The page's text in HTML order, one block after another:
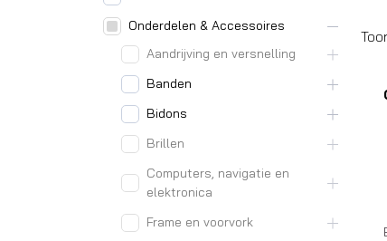
Onderdelen & Accessoires
Aandrijving en versnelling
Banden
Bidons
Brillen
Computers, navigatie en
elektronica
Frame en voorvork